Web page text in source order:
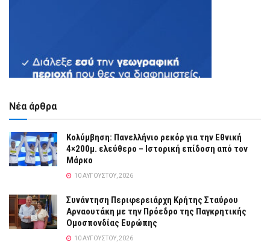
Νέα άρθρα
Κολύμβηση: Πανελλήνιο ρεκόρ για την Εθνική
4×200μ. ελεύθερο – Ιστορική επίδοση από τον
Μάρκο
10 ΑΥΓΟΎΣΤΟΥ, 2026
Συνάντηση Περιφερειάρχη Κρήτης Σταύρου
Αρναουτάκη με την Πρόεδρο της Παγκρητικής
Ομοσπονδίας Ευρώπης
10 ΑΥΓΟΎΣΤΟΥ, 2026